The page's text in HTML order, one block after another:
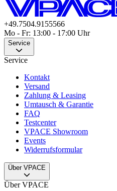
+49.7504.9155566
Mo - Fr: 13:00 - 17:00 Uhr
Service
Service
Kontakt
Versand
Zahlung & Leasing
Umtausch & Garantie
FAQ
Testcenter
VPACE Showroom
Events
Widerrufsformular
Über VPACE
Über VPACE